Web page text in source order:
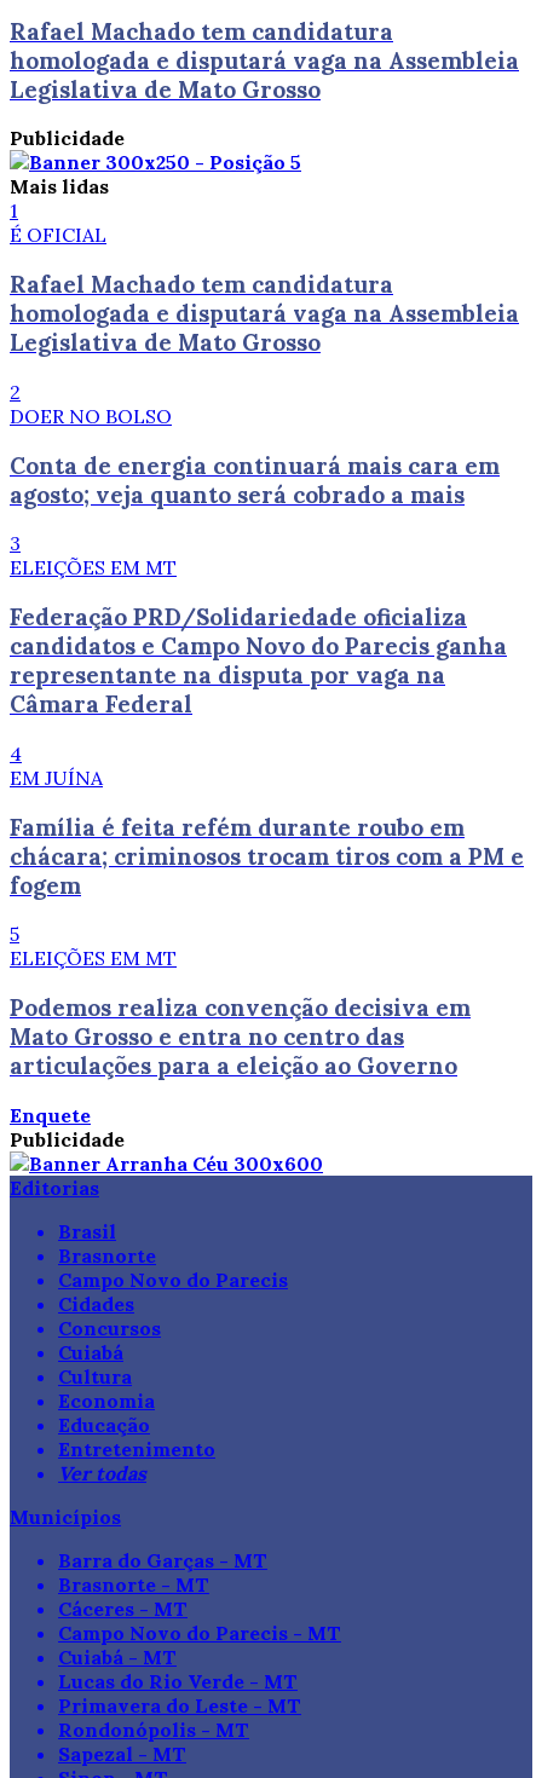
Rafael Machado tem candidatura
homologada e disputará vaga na Assembleia
Legislativa de Mato Grosso
Publicidade
Mais lidas
1
É OFICIAL
Rafael Machado tem candidatura
homologada e disputará vaga na Assembleia
Legislativa de Mato Grosso
2
DOER NO BOLSO
Conta de energia continuará mais cara em
agosto; veja quanto será cobrado a mais
3
ELEIÇÕES EM MT
Federação PRD/Solidariedade oficializa
candidatos e Campo Novo do Parecis ganha
representante na disputa por vaga na
Câmara Federal
4
EM JUÍNA
Família é feita refém durante roubo em
chácara; criminosos trocam tiros com a PM e
fogem
5
ELEIÇÕES EM MT
Podemos realiza convenção decisiva em
Mato Grosso e entra no centro das
articulações para a eleição ao Governo
Enquete
Publicidade
Editorias
Brasil
Brasnorte
Campo Novo do Parecis
Cidades
Concursos
Cuiabá
Cultura
Economia
Educação
Entretenimento
Ver todas
Municípios
Barra do Garças - MT
Brasnorte - MT
Cáceres - MT
Campo Novo do Parecis - MT
Cuiabá - MT
Lucas do Rio Verde - MT
Primavera do Leste - MT
Rondonópolis - MT
Sapezal - MT